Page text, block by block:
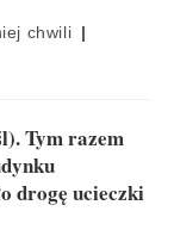
chwili
Tym razem
drogę ucieczki